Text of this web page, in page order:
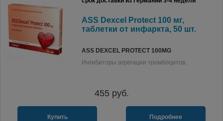
ASS Dexcel Protect 100 мг,
таблетки от инфаркта, 50 шт.
ASS DEXCEL PROTECT 100MG
Ингибиторы агрегации тромбоцитов.
455 руб.
Купить Подробнее